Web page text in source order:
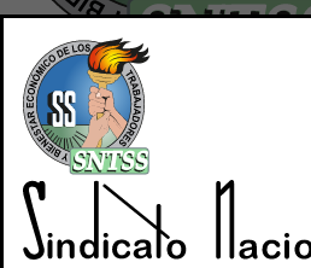
Inicio
Quiénes Somos